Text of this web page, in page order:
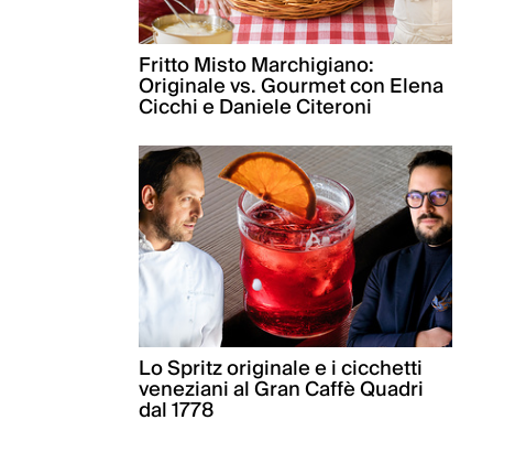
Fritto Misto Marchigiano:
Originale vs. Gourmet con Elena
Cicchi e Daniele Citeroni
Lo Spritz originale e i cicchetti
veneziani al Gran Caffè Quadri
dal 1778